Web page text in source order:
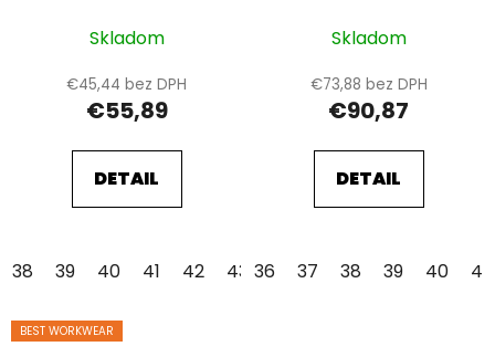
Skladom
€45,44 bez DPH
€55,89
DETAIL
38 39 40 41 42 43 44 46 47 48
Skladom
€73,88 bez DPH
€90,87
DETAIL
36 37 38 39 40 41
BEST WORKWEAR